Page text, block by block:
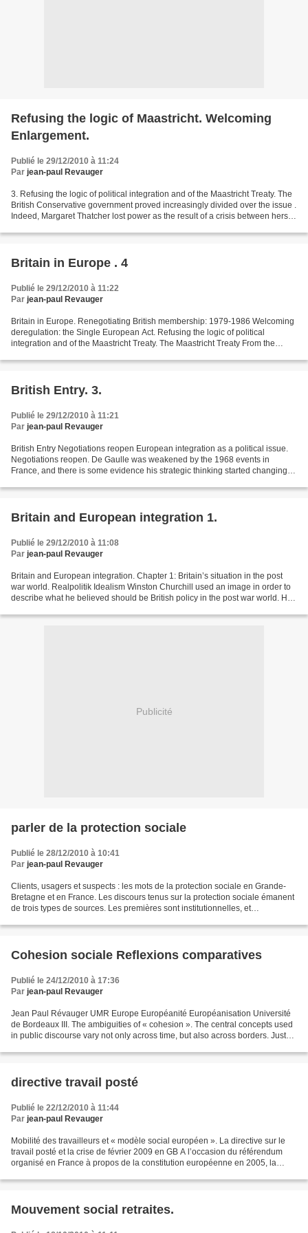
Refusing the logic of Maastricht. Welcoming
Enlargement.
Publié le 29/12/2010 à 11:24
Par jean-paul Revauger
3. Refusing the logic of political integration and of the Maastricht Treaty. The
British Conservative government proved increasingly divided over the issue .
Indeed, Margaret Thatcher lost power as the result of a crisis between herself
Britain in Europe . 4
Publié le 29/12/2010 à 11:22
Par jean-paul Revauger
Britain in Europe. Renegotiating British membership: 1979-1986 Welcoming
deregulation: the Single European Act. Refusing the logic of political
integration and of the Maastricht Treaty. The Maastricht Treaty From the
British Entry. 3.
Publié le 29/12/2010 à 11:21
Par jean-paul Revauger
British Entry Negotiations reopen European integration as a political issue.
Negotiations reopen. De Gaulle was weakened by the 1968 events in
France, and there is some evidence his strategic thinking started changing at
Britain and European integration 1.
Publié le 29/12/2010 à 11:08
Par jean-paul Revauger
Britain and European integration. Chapter 1: Britain’s situation in the post
war world. Realpolitik Idealism Winston Churchill used an image in order to
describe what he believed should be British policy in the post war world. He
Publicité
parler de la protection sociale
Publié le 28/12/2010 à 10:41
Par jean-paul Revauger
Clients, usagers et suspects : les mots de la protection sociale en Grande-
Bretagne et en France. Les discours tenus sur la protection sociale émanent
de trois types de sources. Les premières sont institutionnelles, et
Cohesion sociale Reflexions comparatives
Publié le 24/12/2010 à 17:36
Par jean-paul Revauger
Jean Paul Révauger UMR Europe Européanité Européanisation Université
de Bordeaux III. The ambiguities of « cohesion ». The central concepts used
in public discourse vary not only across time, but also across borders. Just
directive travail posté
Publié le 22/12/2010 à 11:44
Par jean-paul Revauger
Mobilité des travailleurs et « modèle social européen ». La directive sur le
travail posté et la crise de février 2009 en GB A l’occasion du référendum
organisé en France à propos de la constitution européenne en 2005, la
Mouvement social retraites.